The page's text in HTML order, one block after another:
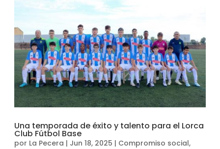
Una temporada de éxito y talento para el Lorca
Club Fútbol Base
por La Pecera | Jun 18, 2025 | Compromiso social,